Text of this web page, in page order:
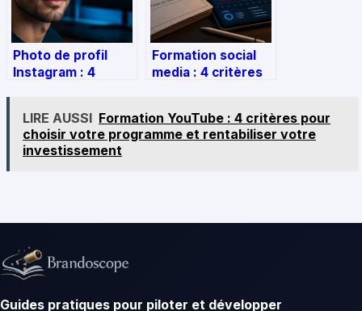
Photo de profil
Instagram : 4
votre visibilité
Formation social
media : 4 critères
et financé par le
CPF
LIRE AUSSI Formation YouTube : 4 critères pour
choisir votre programme et rentabiliser votre
investissement
Guides pratiques pour piloter et développer